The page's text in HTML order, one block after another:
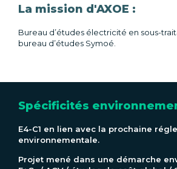
La mission d'AXOE :
Bureau d’études électricité en sous-
bureau d’études Symoé.
Spécificités
E4-C1 en lien avec la prochaine
environnementale.
Projet mené dans une démarche